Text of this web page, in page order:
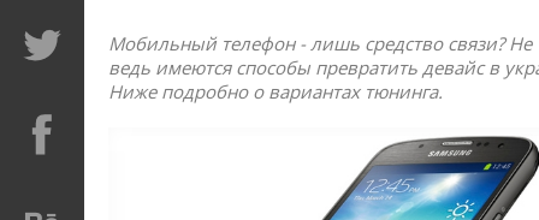
Мобильный телефон - лишь средство связи? Не
ведь имеются способы превратить девайс в
Ниже подробно о вариантах тюнинга.